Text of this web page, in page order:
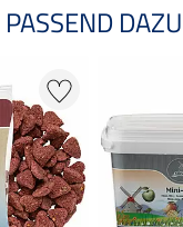
PASSEND DAZU